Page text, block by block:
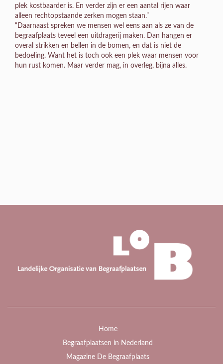
plek kostbaarder is. En verder zijn er een aantal rijen waar
alleen rechtopstaande zerken mogen staan.”
“Daarnaast spreken we mensen wel eens aan als ze van de
begraafplaats teveel een uitdragerij maken. Dan hangen er
overal strikken en bellen in de bomen, en dat is niet de
bedoeling. Want het is toch ook een plek waar mensen voor
hun rust komen. Maar verder mag, in overleg, bijna alles.
Home
Begraafplaatsen in Nederland
Magazine De Begraafplaats